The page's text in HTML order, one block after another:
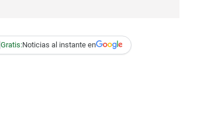
Gratis:Noticias al instante en